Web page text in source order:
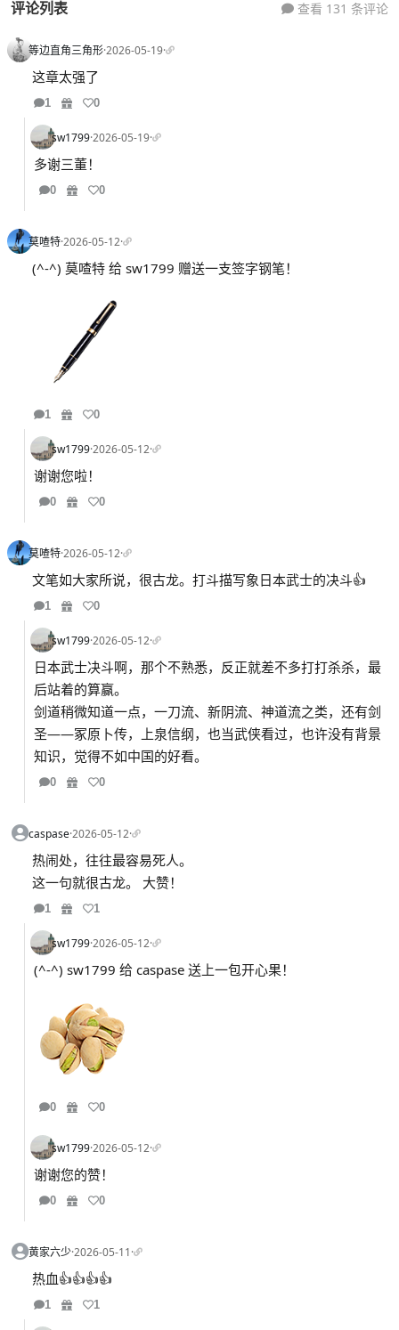
评论列表 查看 131 条评论
等边直角三角形·2026-05-19·
这章太强了
1 0
sw1799·2026-05-19·
多谢三董！
0 0
莫喳特·2026-05-12·
(^-^) 莫喳特 给 sw1799 赠送一支签字钢笔！
1 0
sw1799·2026-05-12·
谢谢您啦！
0 0
莫喳特·2026-05-12·
文笔如大家所说，很古龙。打斗描写象日本武士的决斗👍
1 0
sw1799·2026-05-12·
日本武士决斗啊，那个不熟悉，反正就差不多打打杀杀，最
后站着的算赢。
剑道稍微知道一点，一刀流、新阴流、神道流之类，还有剑
圣——冢原卜传，上泉信纲，也当武侠看过，也许没有背景
知识，觉得不如中国的好看。
0 0
caspase·2026-05-12·
热闹处，往往最容易死人。
这一句就很古龙。 大赞！
1 1
sw1799·2026-05-12·
(^-^) sw1799 给 caspase 送上一包开心果！
0 0
sw1799·2026-05-12·
谢谢您的赞！
0 0
黄家六少·2026-05-11·
热血👍👍👍👍
1 1